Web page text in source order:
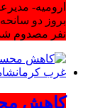
ارومیه-
نفر مصدوم
کاهش